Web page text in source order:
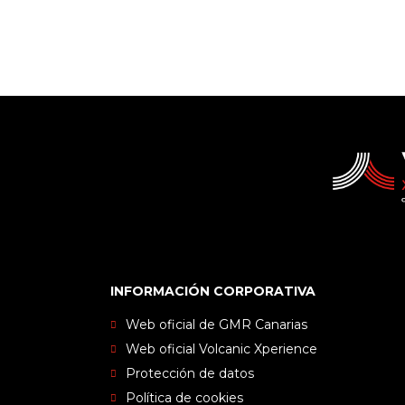
INFORMACIÓN CORPORATIVA
Web oficial de GMR Canarias
Web oficial Volcanic Xperience
Protección de datos
Política de cookies